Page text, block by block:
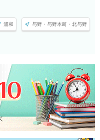
浦和 与野・与野本町・北与野